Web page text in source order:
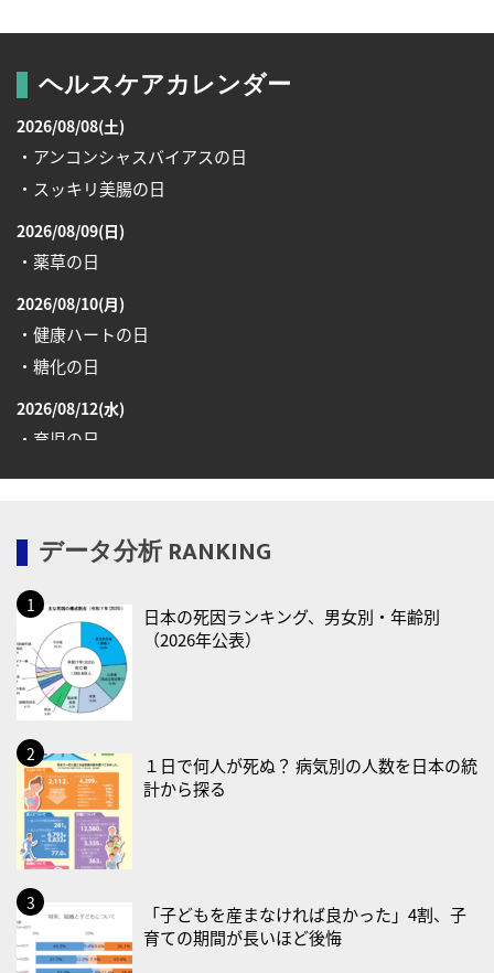
ヘルスケアカレンダー
2026/08/08(土)
・アンコンシャスバイアスの日
・スッキリ美腸の日
2026/08/09(日)
・薬草の日
2026/08/10(月)
・健康ハートの日
・糖化の日
2026/08/12(水)
・育児の日
2026/08/13(木)
2026/08/17(月)
2026/08/18(火)
・防犯の日
2026/08/19(水)
・食育の日
2026/08/21(金)
・治療アプリの日
・献血の日
2026/08/22(土)
・禁煙の日
データ分析 RANKING
日本の死因ランキング、男女別・年齢別
（2026年公表）
１日で何人が死ぬ？ 病気別の人数を日本の統
計から探る
「子どもを産まなければ良かった」4割、子
育ての期間が長いほど後悔